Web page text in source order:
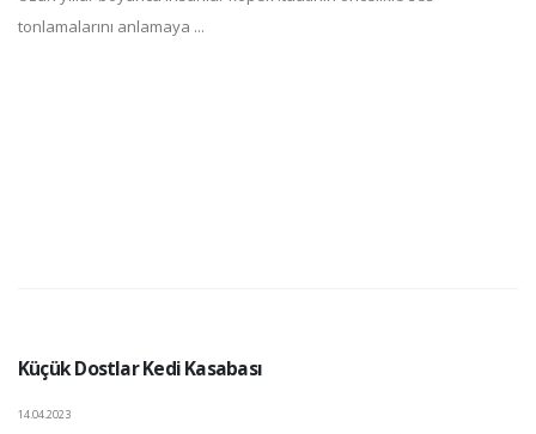
tonlamalarını anlamaya ...
Küçük Dostlar Kedi Kasabası
14.04.2023